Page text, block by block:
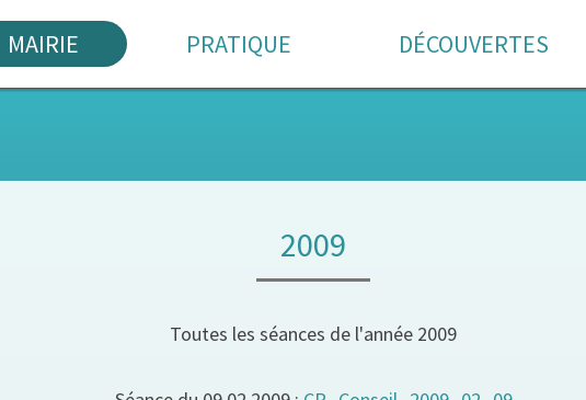
MAIRIE PRATIQUE DÉCOUVERTES
2009
Toutes les séances de l'année 2009